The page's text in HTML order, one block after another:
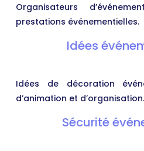
Organisateurs
prestations événementielles.
Idées
Idées de décoration
d’animation et d’organisation.
Sécurité